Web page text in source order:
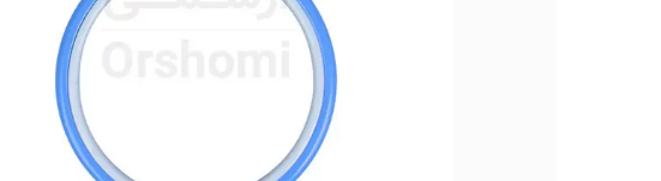
طرح گلدوزی
جعبه نظم دهنده
جاسوزنی و نگهدارنده سوزن
قیچی شماره دوزی
جعبه نظم دهنده
جاسوزنی